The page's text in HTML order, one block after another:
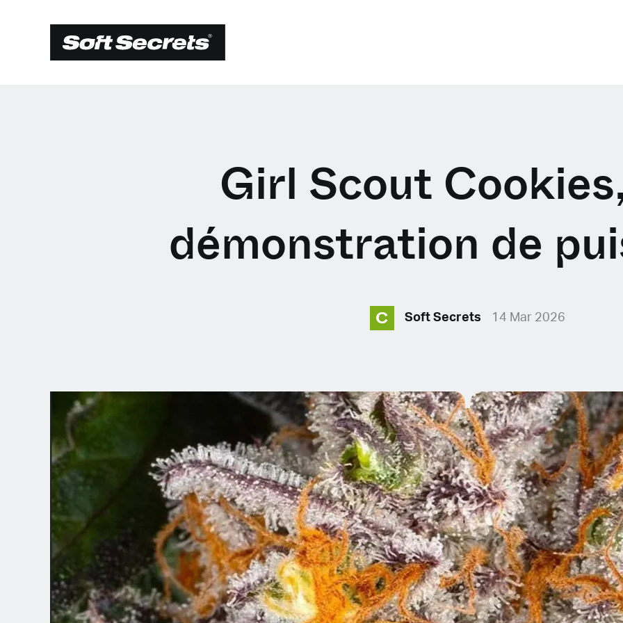
CHOISISSEZ VOTRE
EMPLACEMENT
Dutch
English (United Kingdom)
English (United States)
Spanish (Spain)
Girl Scout
démonstration de
C Soft Secrets 14 Mar 2026